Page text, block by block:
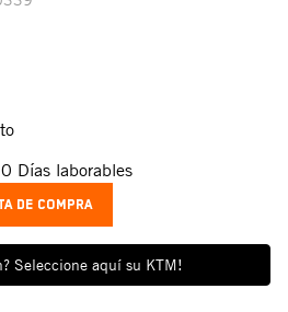
Días laborables
Seleccione aquí su KTM!
DE COMPRA